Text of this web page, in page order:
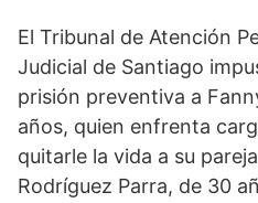
El Tribunal de Atención
Judicial de Santiago
prisión preventiva a
años, quien enfrenta
quitarle la vida a su
Rodríguez Parra, de 30